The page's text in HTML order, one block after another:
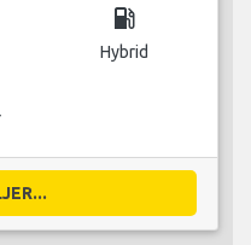
local_gas_station
Hybrid